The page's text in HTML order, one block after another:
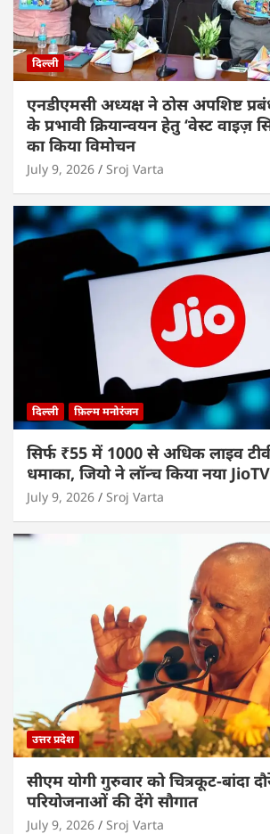
दिल्ली
एनडीएमसी अध्यक्ष ने ठोस अपशिष्ट
के प्रभावी क्रियान्वयन हेतु ‘वेस्ट वाइज़
का किया विमोचन
July 9, 2026 Sroj Varta
दिल्ली फ़िल्म मनोरंजन
सिर्फ ₹55 में 1000 से अधिक लाइव
धमाका, जियो ने लॉन्च किया नया
July 9, 2026 Sroj Varta
उत्तर प्रदेश
सीएम योगी गुरुवार को चित्रकूट-बांदा
परियोजनाओं की देंगे सौगात
July 9, 2026 Sroj Varta